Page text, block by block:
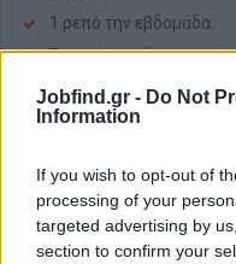
Jobfind.gr - Do Not
Information
If you wish to opt-out of
processing of your
targeted advertising by
section to confirm your
1 ρεπό την εβδομάδα.
Συνεχές ωράριο
Για περισσότερες
488 81 87 89.
Παρακαλούμε τους
βιογραφικό τους
φωτογραφία.